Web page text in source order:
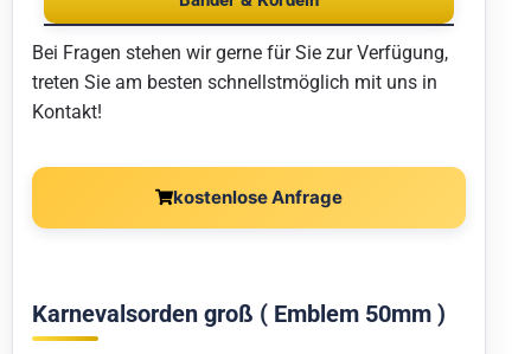
Bei Fragen stehen wir gerne für Sie zur Verfügung,
treten Sie am besten schnellstmöglich mit uns in
Kontakt!
kostenlose Anfrage
Karnevalsorden groß ( Emblem 50mm )